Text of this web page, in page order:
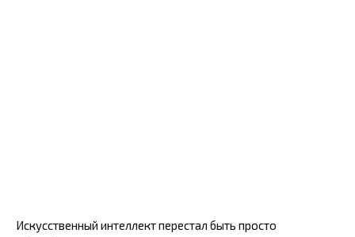
Искусственный интеллект перестал быть просто